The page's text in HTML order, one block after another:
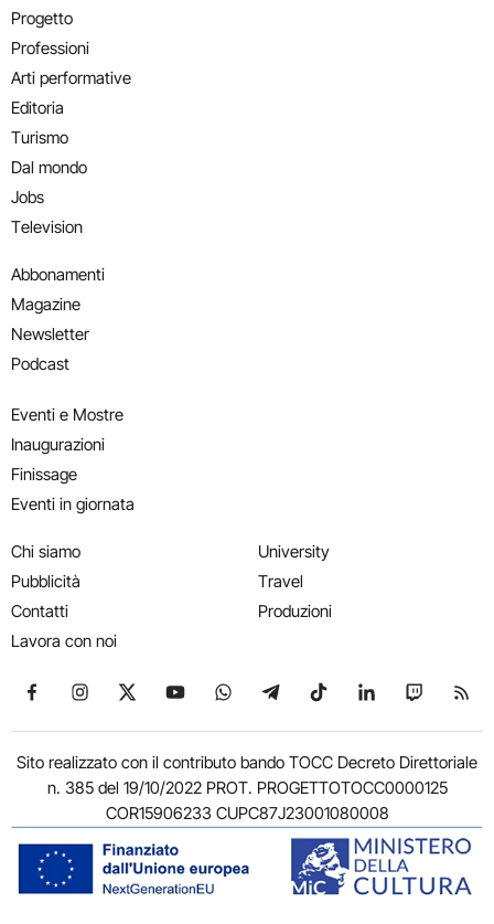
Progetto
Professioni
Arti performative
Editoria
Turismo
Dal mondo
Jobs
Television
Abbonamenti
Magazine
Newsletter
Podcast
Eventi e Mostre
Inaugurazioni
Finissage
Eventi in giornata
Chi siamo
Pubblicità
Contatti
Lavora con noi
University
Travel
Produzioni
Seguici su Facebook
Seguici su Instagram
Seguici su X
Seguici su YouTube
Seguici su WhatsApp
Seguici su Telegram
Seguici su TikTok
Seguici su
Seguici
Sito realizzato con il contributo bando TOCC Decreto Direttoriale
n. 385 del 19/10/2022 PROT. PROGETTOTOCC0000125
COR15906233 CUPC87J23001080008